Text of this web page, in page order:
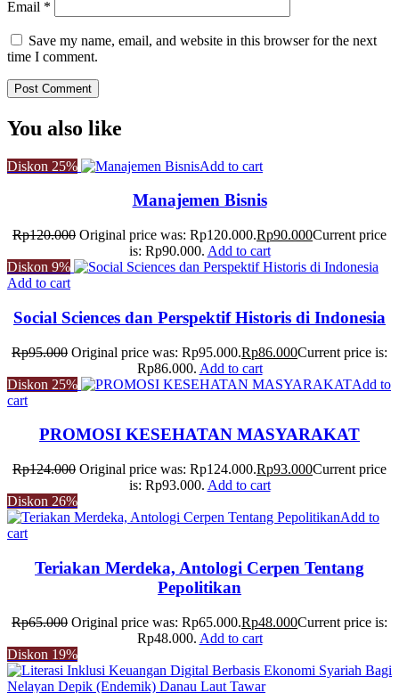
Email *
Save my name, email, and website in this browser for the next
time I comment.
You also like
Diskon 25% Add to cart
Manajemen Bisnis
Rp120.000 Original price was: Rp120.000.Rp90.000Current price
is: Rp90.000. Add to cart
Diskon 9%
Add to cart
Social Sciences dan Perspektif Historis di Indonesia
Rp95.000 Original price was: Rp95.000.Rp86.000Current price is:
Rp86.000. Add to cart
Diskon 25%
Add to
cart
PROMOSI KESEHATAN MASYARAKAT
Rp124.000 Original price was: Rp124.000.Rp93.000Current price
is: Rp93.000. Add to cart
Diskon 26%
Add to
cart
Teriakan Merdeka, Antologi Cerpen Tentang
Pepolitikan
Rp65.000 Original price was: Rp65.000.Rp48.000Current price is:
Rp48.000. Add to cart
Diskon 19%